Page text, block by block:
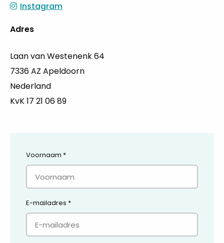
Instagram
Adres
Laan van Westenenk 64
7336 AZ Apeldoorn
Nederland
KvK 17 21 06 89
Voornaam *
E-mailadres *